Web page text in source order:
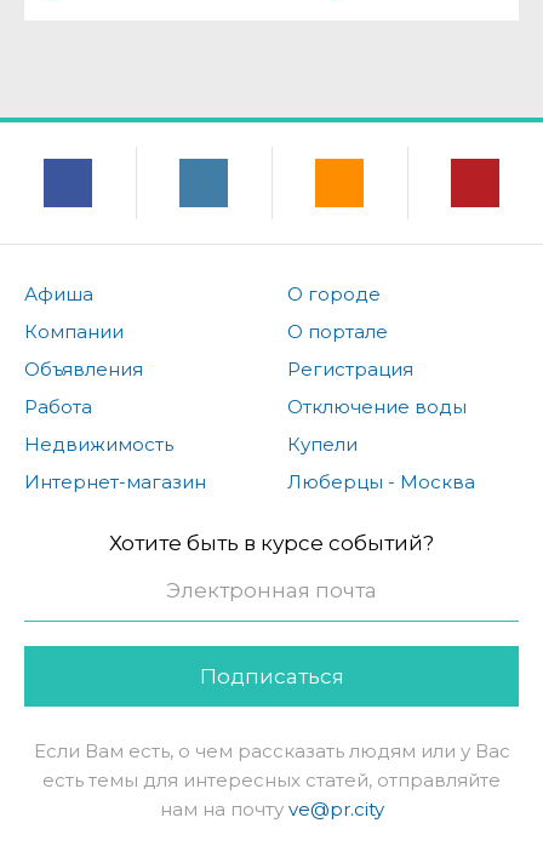
Афиша
Компании
Объявления
Работа
Недвижимость
Интернет-магазин
О городе
О портале
Регистрация
Отключение воды
Купели
Люберцы - Москва
Хотите быть в курсе событий?
Подписаться
Если Вам есть, о чем рассказать людям или у Вас
есть темы для интересных статей, отправляйте
нам на почту ve@pr.city